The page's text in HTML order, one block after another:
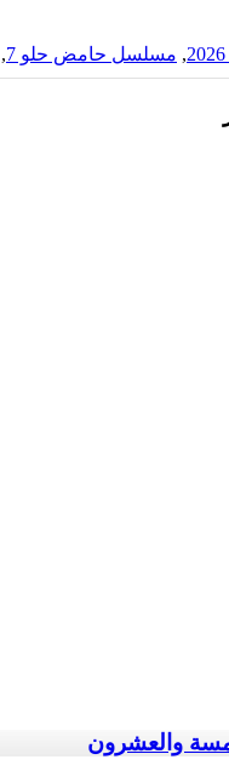
, مسلسل حامض حلو 7 ,